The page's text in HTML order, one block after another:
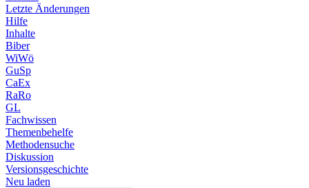
Letzte Änderungen
Hilfe
Inhalte
Biber
WiWö
GuSp
CaEx
RaRo
GL
Fachwissen
Themenbehelfe
Methodensuche
Diskussion
Versionsgeschichte
Neu laden